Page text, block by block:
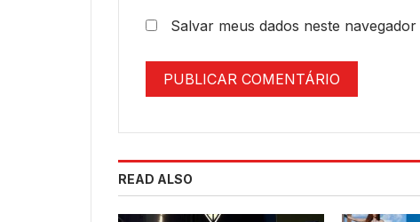
Salvar meus dados neste
READ ALSO